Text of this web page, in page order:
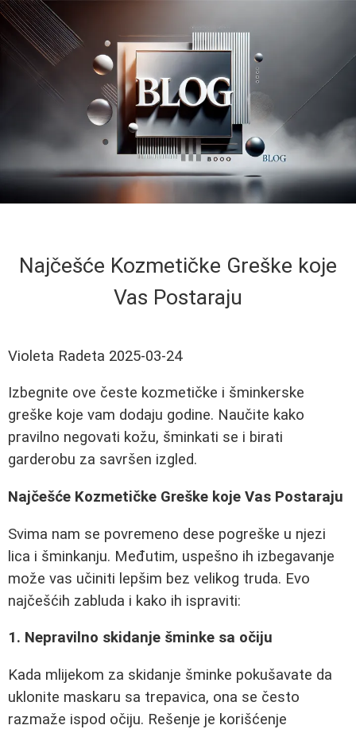
Najčešće Kozmetičke Greške koje
Vas Postaraju
Violeta Radeta 2025-03-24
Izbegnite ove česte kozmetičke i šminkerske
greške koje vam dodaju godine. Naučite kako
pravilno negovati kožu, šminkati se i birati
garderobu za savršen izgled.
Najčešće Kozmetičke Greške koje Vas Postaraju
Svima nam se povremeno dese pogreške u njezi
lica i šminkanju. Međutim, uspešno ih izbegavanje
može vas učiniti lepšim bez velikog truda. Evo
najčešćih zabluda i kako ih ispraviti:
1. Nepravilno skidanje šminke sa očiju
Kada mlijekom za skidanje šminke pokušavate da
uklonite maskaru sa trepavica, ona se često
razmaže ispod očiju. Rešenje je korišćenje